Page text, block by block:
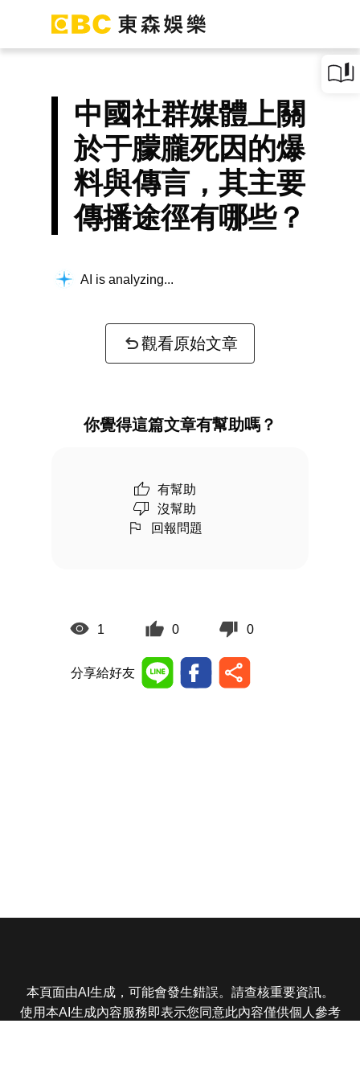
中國社群媒體上關
於于朦朧死因的爆
料與傳言，其主要
傳播途徑有哪些？
AI is analyzing...
觀看原始文章
你覺得這篇文章有幫助嗎？
有幫助
沒幫助
回報問題
1 0 0
分享給好友
本頁面由AI生成，可能會發生錯誤。請查核重要資訊。
使用本AI生成內容服務即表示您同意此內容僅供個人參考